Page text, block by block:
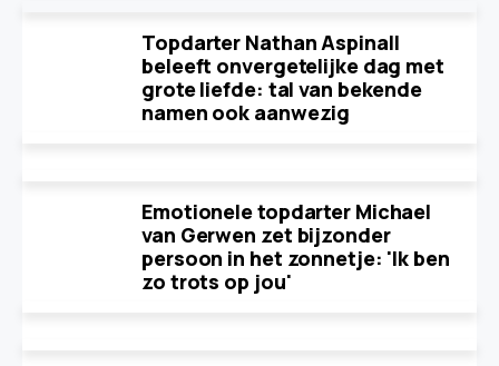
Topdarter Nathan Aspinall
beleeft onvergetelijke dag met
grote liefde: tal van bekende
namen ook aanwezig
Emotionele topdarter Michael
van Gerwen zet bijzonder
persoon in het zonnetje: 'Ik ben
zo trots op jou'